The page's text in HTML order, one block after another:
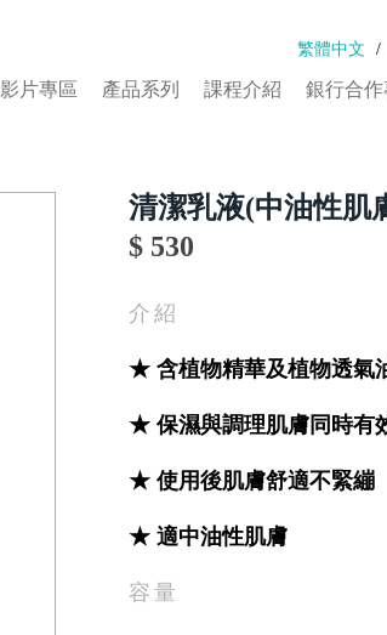
繁體中文 /
影片專區 產品系列 課程介紹 銀行合作
清潔乳液(中油性肌
$ 530
介紹
★ 含植物精華及植物透氣
★ 保濕與調理肌膚同時有
★ 使用後肌膚舒適不緊繃
★ 適中油性肌膚
容量